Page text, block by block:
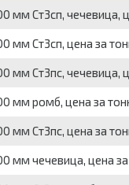
мм Ст3сп, чечевица,
мм Ст3сп, цена за
мм Ст3пс, чечевица,
мм ромб, цена за
мм Ст3пс, цена за
мм чечевица, цена